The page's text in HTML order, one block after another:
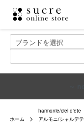
ホーム
harmonie/ciel d'ete
アルモニ/シャルデテ